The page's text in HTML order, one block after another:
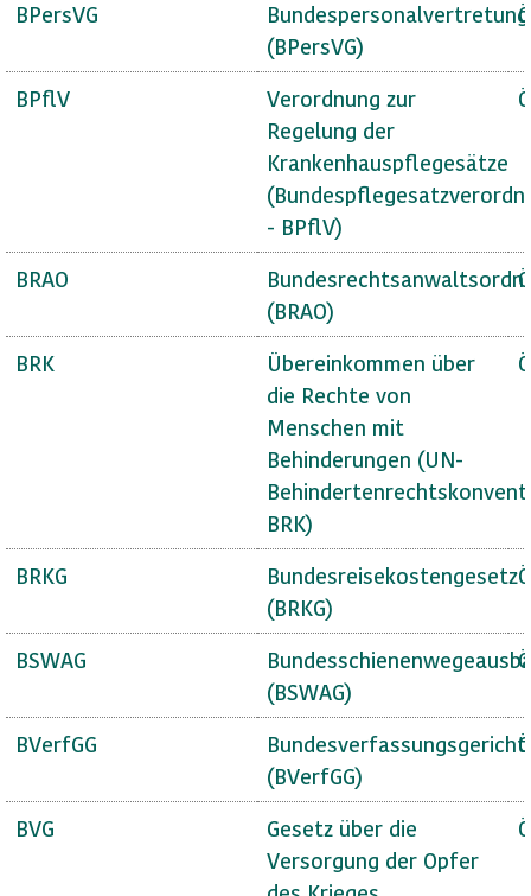
BPersVG
(BPersVG)
BPflV
Verordnung zur
Regelung der
Krankenhauspflegesätze
- BPflV)
BRAO
(BRAO)
BRK
Übereinkommen über
die Rechte von
Menschen mit
Behinderungen (UN-
BRK)
BRKG
Bundesreisekostengesetz
(BRKG)
BSWAG
(BSWAG)
BVerfGG
(BVerfGG)
BVG
Gesetz über die
Versorgung der Opfer